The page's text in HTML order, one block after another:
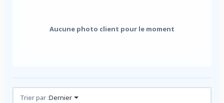
Aucune photo client pour le moment
Avis (0)
Trier par :Dernier